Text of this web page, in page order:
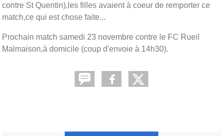
contre St Quentin),les filles avaient à coeur de remporter ce
match,ce qui est chose faite...
Prochain match samedi 23 novembre contre le FC Rueil
Malmaison,à domicile (coup d'envoie à 14h30).